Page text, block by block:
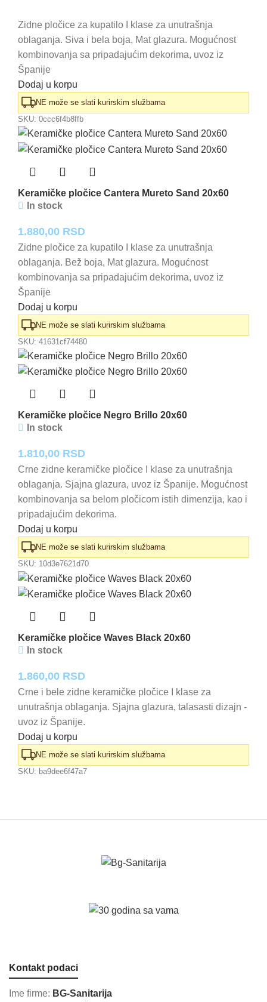
Zidne pločice za kupatilo I klase za unutrašnja
oblaganja. Siva i bela boja, Mat glazura. Mogućnost
kombinovanja sa pripadajućim dekorima, uvoz iz
Španije
Dodaj u korpu
NE može se slati kurirskim službama
SKU: 0ccc6f4b8ffb
Keramičke pločice Cantera Mureto Sand 20x60
In stock
1.880,00 RSD
Zidne pločice za kupatilo I klase za unutrašnja
oblaganja. Bež boja, Mat glazura. Mogućnost
kombinovanja sa pripadajućim dekorima, uvoz iz
Španije
Dodaj u korpu
NE može se slati kurirskim službama
SKU: 41631cf74480
Keramičke pločice Negro Brillo 20x60
In stock
1.810,00 RSD
Crne zidne keramičke pločice I klase za unutrašnja
oblaganja. Sjajna glazura, uvoz iz Španije. Mogućnost
kombinovanja sa belom pločicom istih dimenzija, kao i
pripadajućim dekorima.
Dodaj u korpu
NE može se slati kurirskim službama
SKU: 10d3e7621d70
Keramičke pločice Waves Black 20x60
In stock
1.860,00 RSD
Crne i bele zidne keramičke pločice I klase za
unutrašnja oblaganja. Sjajna glazura, talasasti dizajn -
uvoz iz Španije.
Dodaj u korpu
NE može se slati kurirskim službama
SKU: ba9dee6f47a7
Kontakt podaci
Ime firme: BG-Sanitarija